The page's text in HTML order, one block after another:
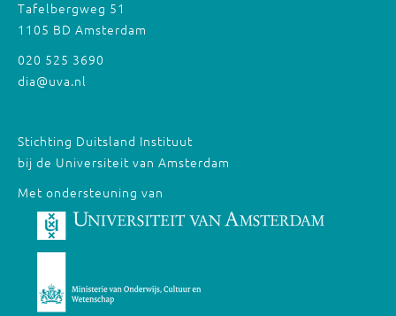
Tafelbergweg 51
1105 BD Amsterdam
020 525 3690
dia@uva.nl
Stichting Duitsland Instituut
bij de Universiteit van Amsterdam
Met ondersteuning van